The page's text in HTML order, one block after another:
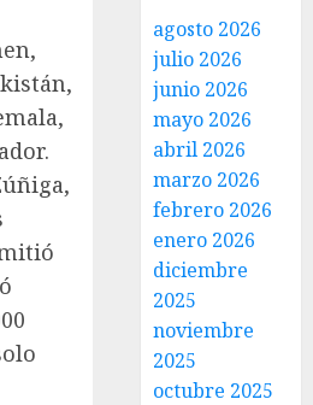
agosto 2026
julio 2026
junio 2026
mayo 2026
abril 2026
marzo 2026
febrero 2026
enero 2026
diciembre
2025
noviembre
2025
octubre 2025